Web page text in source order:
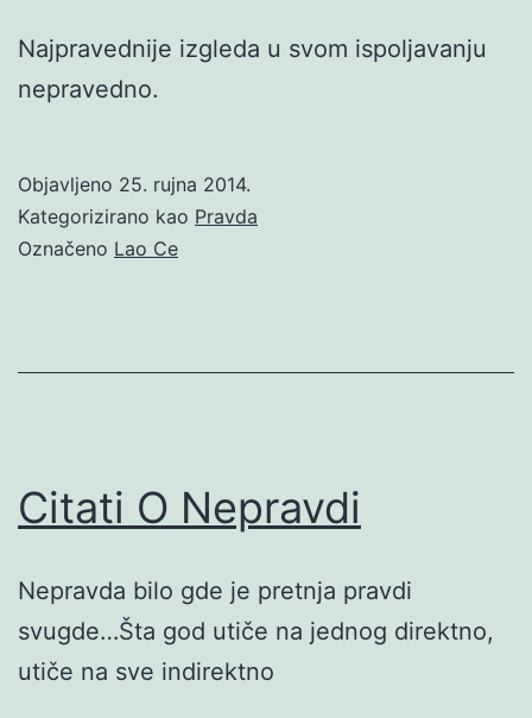
Najpravednije izgleda u svom ispoljavanju
nepravedno.
Objavljeno 25. rujna 2014.
Kategorizirano kao Pravda
Označeno Lao Ce
Citati O Nepravdi
Nepravda bilo gde je pretnja pravdi
svugde…Šta god utiče na jednog direktno,
utiče na sve indirektno